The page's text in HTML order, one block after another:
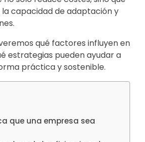
capacidad de adaptación y
qué factores influyen en
estrategias pueden ayudar a
práctica y sostenible.
que una empresa sea